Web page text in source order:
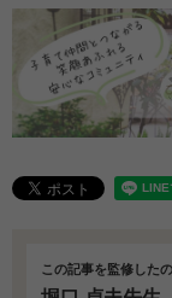
この記事を監修した